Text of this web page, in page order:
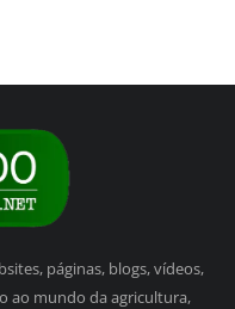
páginas, blogs, vídeos,
ao mundo da agricultura,